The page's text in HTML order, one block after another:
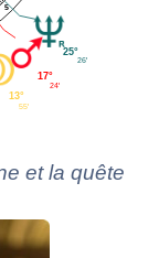
5
13°
55'
17°
24'
25°
26'
et la quête